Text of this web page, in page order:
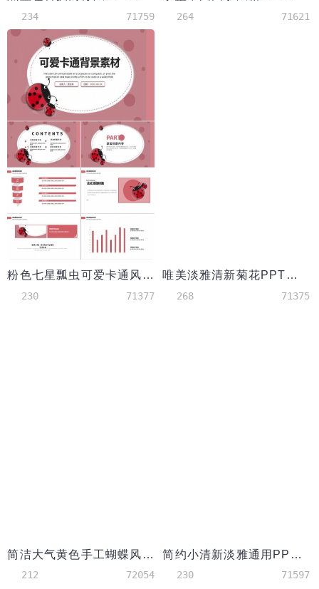
234 71759 264 71621
粉色七星瓢虫可爱卡通风PPT背景素材
230 71377
唯美淡雅清新菊花PPT背景模板
268 71375
简洁大气黄色手工蝴蝶风PPT背景
212 72054
简约小清新淡雅通用PPT背景模板
230 71597